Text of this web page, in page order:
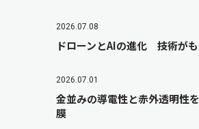
2026.07.08
ドローンとAIの進化 技術が
2026.07.01
金並みの導電性と赤外透明性
膜